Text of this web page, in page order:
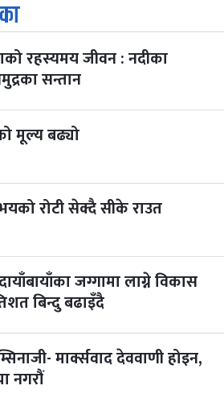
2027
2027
७ महिना बाँकी
रहस्यमय जीवन : नदीका
सन्तान
मूल्य बढ्यो
रोटी सेक्दै सीके राउत
जग्गामा लाग्ने विकास
बिन्दु बढाइँदै
मार्क्सवाद देववाणी होइन,
नगरौं